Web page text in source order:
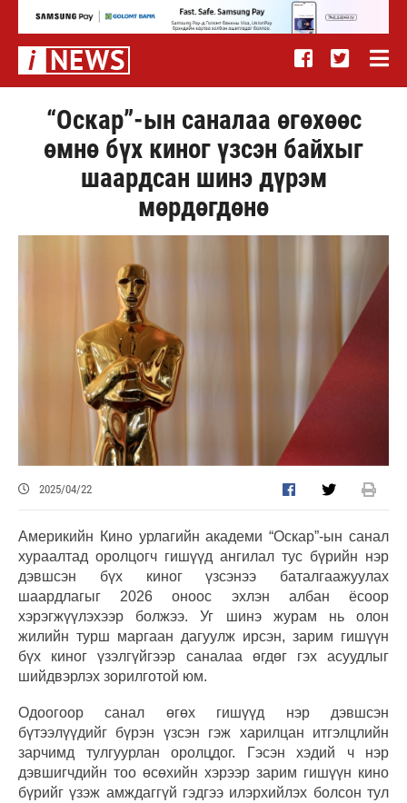
“Оскар”-ын саналаа өгөхөөс
өмнө бүх киног үзсэн байхыг
шаардсан шинэ дүрэм
мөрдөгдөнө
2025/04/22
Америкийн Кино урлагийн академи “Оскар”-ын санал
хураалтад оролцогч гишүүд ангилал тус бүрийн нэр
дэвшсэн бүх киног үзсэнээ баталгаажуулах
шаардлагыг 2026 оноос эхлэн албан ёсоор
хэрэгжүүлэхээр болжээ. Уг шинэ журам нь олон
жилийн турш маргаан дагуулж ирсэн, зарим гишүүн
бүх киног үзэлгүйгээр саналаа өгдөг гэх асуудлыг
шийдвэрлэх зорилготой юм.
Одоогоор санал өгөх гишүүд нэр дэвшсэн
бүтээлүүдийг бүрэн үзсэн гэж харилцан итгэлцлийн
зарчимд тулгуурлан оролцдог. Гэсэн хэдий ч нэр
дэвшигчдийн тоо өсөхийн хэрээр зарим гишүүн кино
бүрийг үзэж амждаггүй гэдгээ илэрхийлэх болсон тул